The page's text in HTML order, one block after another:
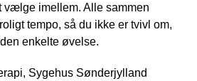
vælge imellem. Alle sammen
tempo, så du ikke er tvivl om,
enkelte øvelse.
Sygehus Sønderjylland